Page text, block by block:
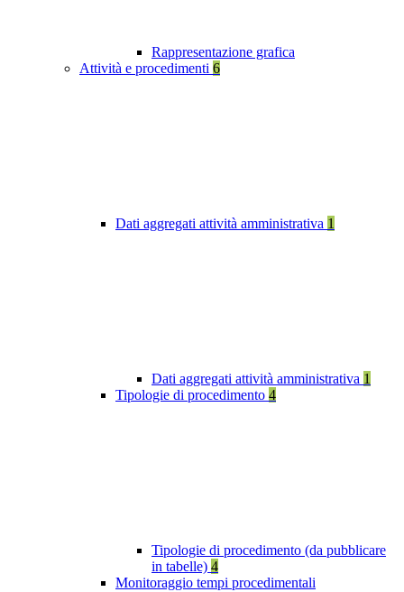
Rappresentazione grafica
Attività e procedimenti 6
Dati aggregati attività amministrativa 1
Dati aggregati attività amministrativa 1
Tipologie di procedimento 4
Tipologie di procedimento (da pubblicare
in tabelle) 4
Monitoraggio tempi procedimentali